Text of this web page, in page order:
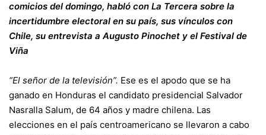
comicios del domingo, habló con La Tercera sobre la
incertidumbre electoral en su país, sus vínculos con
Chile, su entrevista a Augusto Pinochet y el Festival de
Viña
“El señor de la televisión”. Ese es el apodo que se ha
ganado en Honduras el candidato presidencial Salvador
Nasralla Salum, de 64 años y madre chilena. Las
elecciones en el país centroamericano se llevaron a cabo